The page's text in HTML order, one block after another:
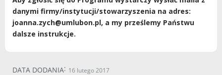
Rzeczoznawcy
z o.o.
danymi firmy/instytucji/stowarzyszenia na adres:
joanna.zych@umlubon.pl, a my prześlemy Państwu
dalsze instrukcje.
DATA DODANIA 16 lutego 2017